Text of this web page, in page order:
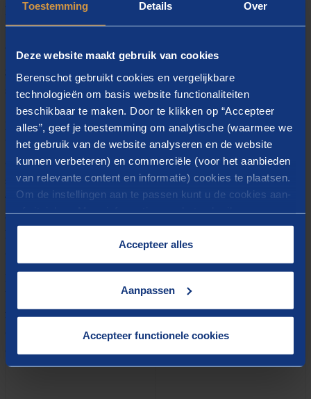
Toestemming Details Over
Deze website maakt gebruik van cookies
Berenschot gebruikt cookies en vergelijkbare
technologieën om basis website functionaliteiten
beschikbaar te maken. Door te klikken op “Accepteer
alles”, geef je toestemming om analytische (waarmee we
het gebruik van de website analyseren en de website
kunnen verbeteren) en commerciële (voor het aanbieden
van relevante content en informatie) cookies te plaatsen.
Om de instellingen aan te passen kunt u de cookies aan-
cookies op onze website treft u in onze
Accepteer alles
Aanpassen
Accepteer functionele cookies
lossen binnen én tussen organisaties. Daarbij wissel
ik qua aanpak tussen een participatieve benadering
Specifieke expertise heb ik op het gebied van
samenwerking in de publieke sector. De afgelopen
jaren heb ik bijvoorbeeld tientallen
haalbaarheidsonderzoeken, businesscases,
bedrijfsplannen, implementaties en evaluaties
opgeleverd voor uiteenlopende
samenwerkingsverbanden van gemeenten,
waterschappen en provincies. Belangrijk daarbij was
een effectieve inrichting van de governance, oftewel
blauwdruk voor alle opdrachten. Elke opdracht is
maatwerk, met inbreng van ervaring uit andere
opdrachten en in samenwerking met gedreven
collega’s die beschikken over aanvullende expertises.